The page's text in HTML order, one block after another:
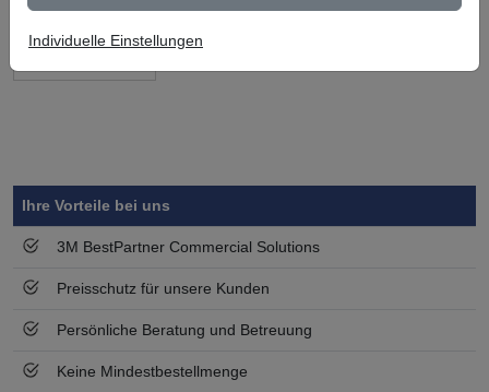
g
(Planenaufbaute
Ihre Vorteile bei uns
3M BestPartner Commercial Solutions
Preisschutz für unsere Kunden
Persönliche Beratung und Betreuung
Keine Mindestbestellmenge
Individuelle Einstellungen